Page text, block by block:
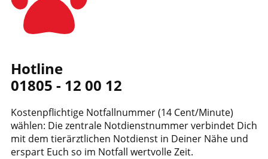
Hotline
01805 - 12 00 12
Kostenpflichtige Notfallnummer (14 Cent/Minute)
wählen: Die zentrale Notdienstnummer verbindet Dich
mit dem tierärztlichen Notdienst in Deiner Nähe und
erspart Euch so im Notfall wertvolle Zeit.